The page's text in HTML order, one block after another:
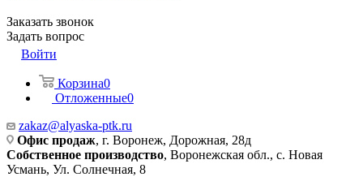
Заказать звонок
Задать вопрос
Войти
Корзина0
Отложенные0
zakaz@alyaska-ptk.ru
Офис продаж, г. Воронеж, Дорожная, 28д
Собственное производство, Воронежская обл., с. Новая
Усмань, Ул. Солнечная, 8